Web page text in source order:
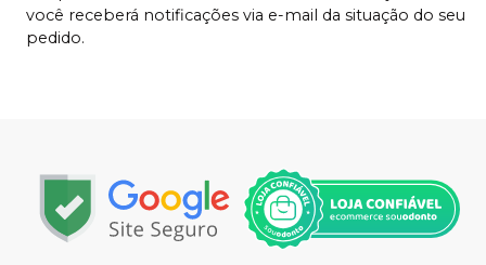
você receberá notificações via e-mail da situação do seu
pedido.